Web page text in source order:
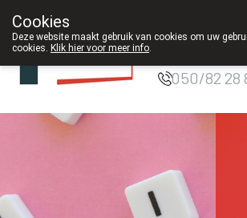
Apotheek
WIEKE
050/82 28
Cookies
Deze website maakt gebruik van cookies om uw
cookies. Klik hier voor meer info.